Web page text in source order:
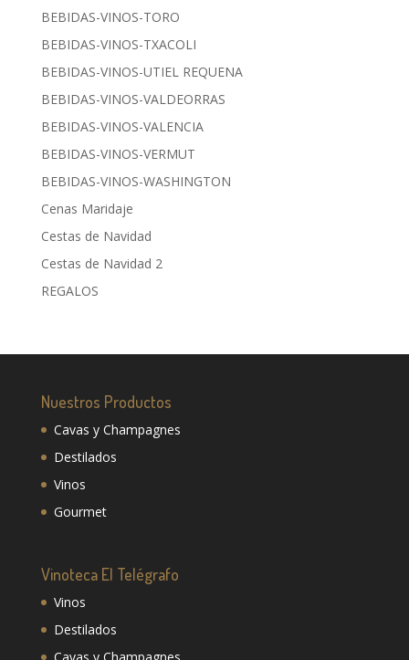
BEBIDAS-VINOS-TORO
BEBIDAS-VINOS-TXACOLI
BEBIDAS-VINOS-UTIEL REQUENA
BEBIDAS-VINOS-VALDEORRAS
BEBIDAS-VINOS-VALENCIA
BEBIDAS-VINOS-VERMUT
BEBIDAS-VINOS-WASHINGTON
Cenas Maridaje
Cestas de Navidad
Cestas de Navidad 2
REGALOS
Nuestros Productos
Cavas y Champagnes
Destilados
Vinos
Gourmet
Vinoteca El Telégrafo
Vinos
Destilados